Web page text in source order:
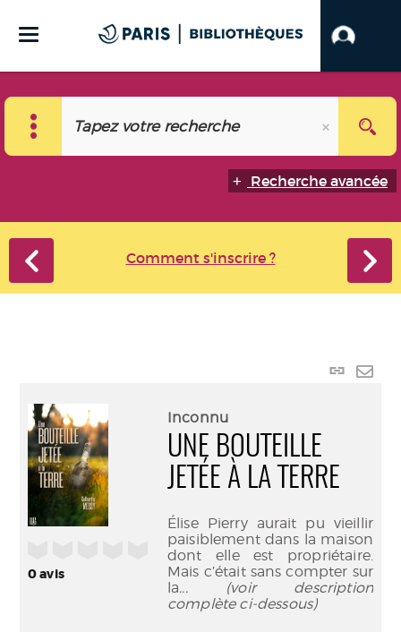
Recherche avancée
Comment s'inscrire ?
Lien
0avis
Inconnu
UNE BOUTEILLE
JETÉE À LA TERRE
Élise Pierry aurait pu vieillir
paisiblement dans la maison
dont elle est propriétaire.
Mais c’était sans compter sur
la... (voir description
complète ci-dessous)